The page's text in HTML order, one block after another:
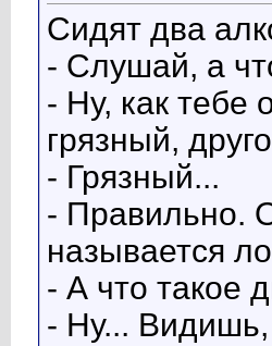
Сидят два
- Слушай, а
- Ну, как тебе
грязный,
- Грязный...
- Правильно.
называется
- А что такое
- Ну... Видишь,